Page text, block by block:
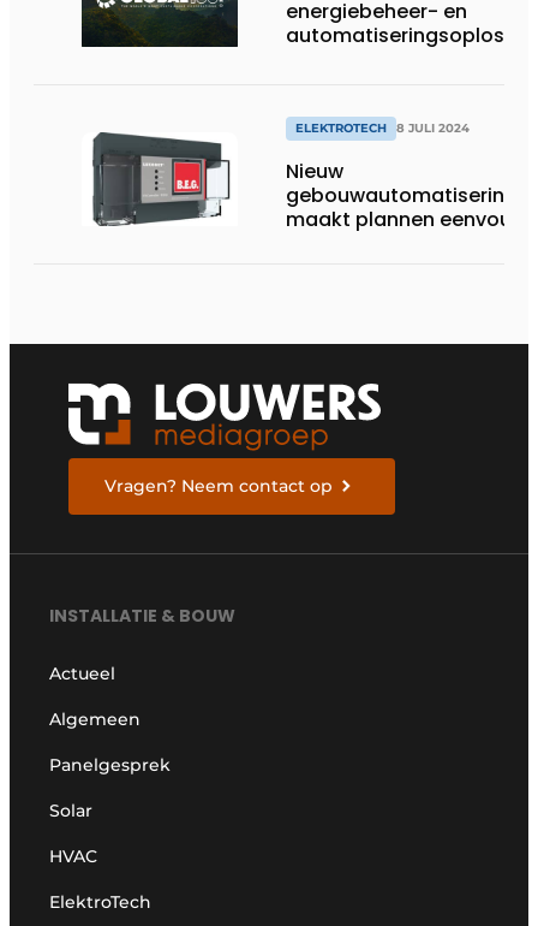
energiebeheer- en
ELEKTROTECH 8 JULI 2024
Nieuw
maakt plannen
Vragen? Neem contact op
INSTALLATIE & BOUW
Actueel
Algemeen
Panelgesprek
Solar
HVAC
ElektroTech